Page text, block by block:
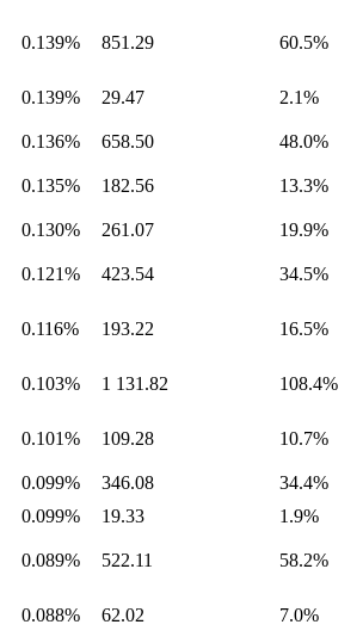
0.139% 851.29 60.5%
0.139% 29.47 2.1%
0.136% 658.50 48.0%
0.135% 182.56 13.3%
0.130% 261.07 19.9%
0.121% 423.54 34.5%
0.116% 193.22 16.5%
0.103% 1 131.82 108.4%
0.101% 109.28 10.7%
0.099% 346.08
34.4%
0.099% 19.33 1.9%
0.089% 522.11 58.2%
0.088% 62.02 7.0%